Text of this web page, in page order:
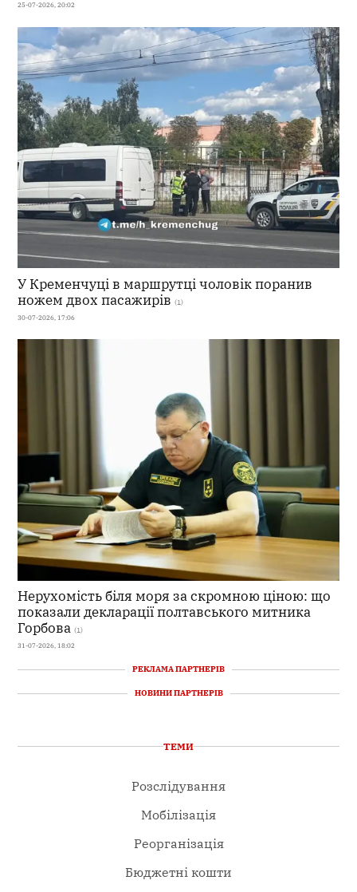
25-07-2026, 20:02
У Кременчуці в маршрутці чоловік поранив
ножем двох пасажирів (1)
30-07-2026, 17:06
Нерухомість біля моря за скромною ціною: що
показали декларації полтавського митника
Горбова (1)
31-07-2026, 18:02
РЕКЛАМА ПАРТНЕРІВ
НОВИНИ ПАРТНЕРІВ
ТЕМИ
Розслідування
Мобілізація
Реорганізація
Бюджетні кошти